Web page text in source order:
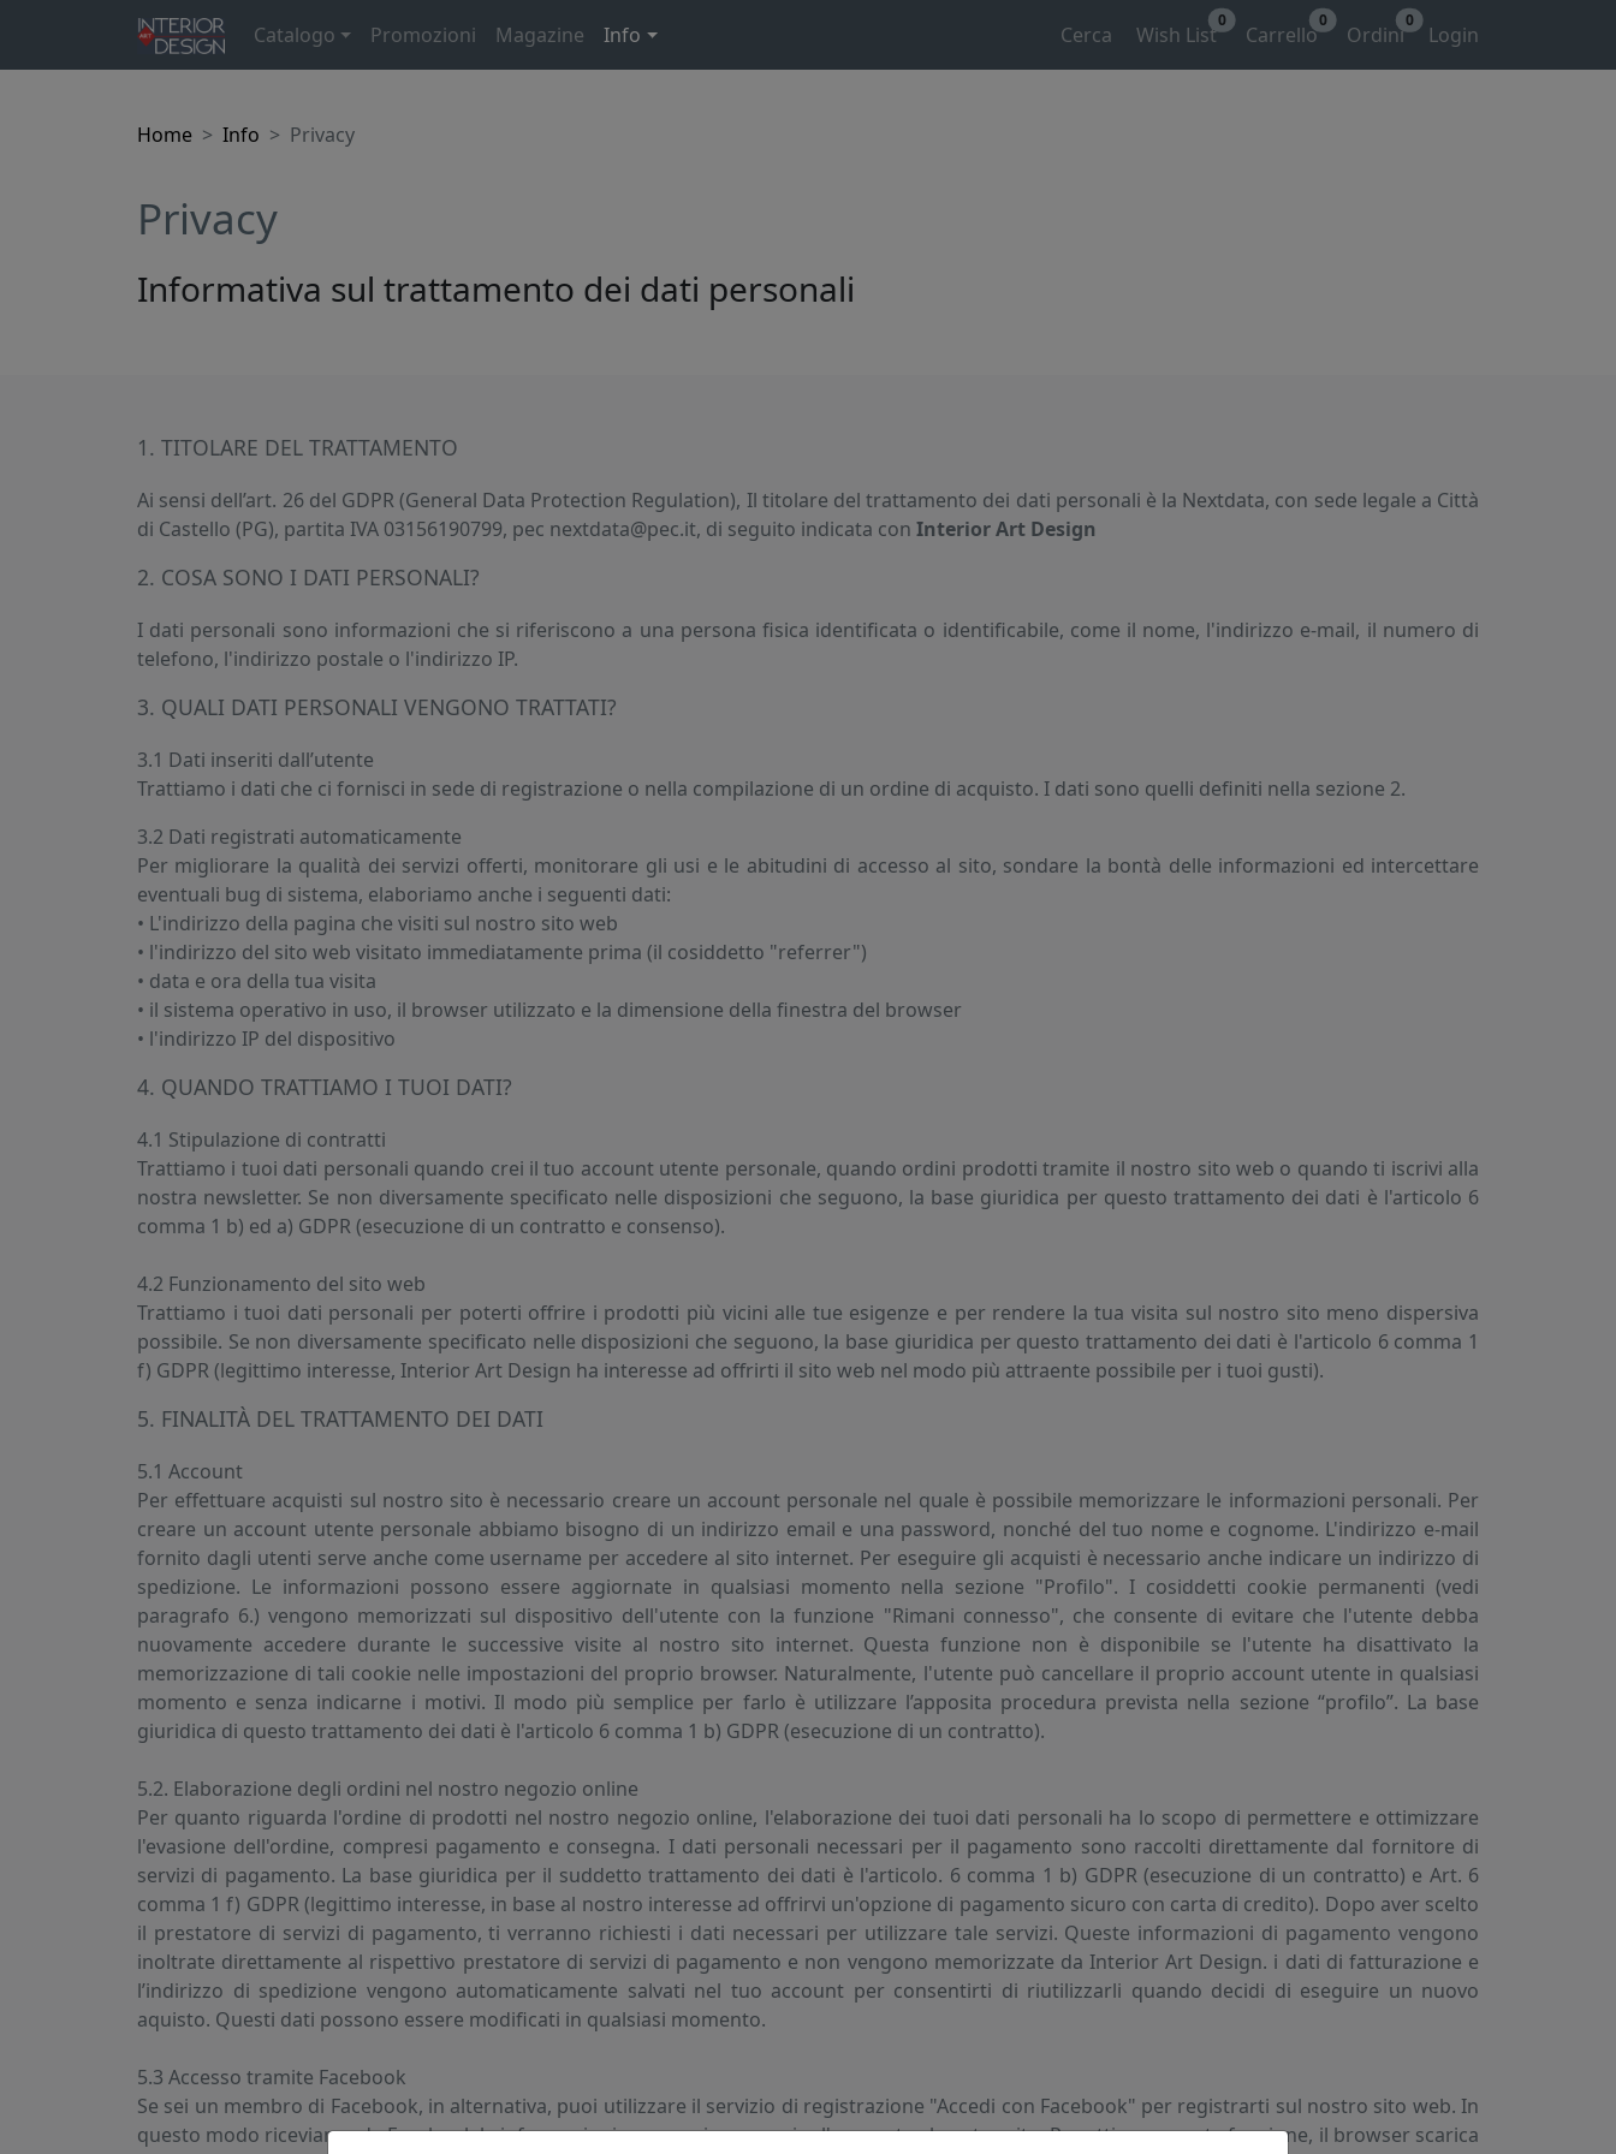
Catalogo Promozioni Magazine Info Cerca Wish List
0
Carrello
0
Ordini
0
Login
Home Info Privacy
Privacy
Informativa sul trattamento dei dati personali
1. TITOLARE DEL TRATTAMENTO
Ai sensi dell’art. 26 del GDPR (General Data Protection Regulation), Il titolare del trattamento dei dati personali è la Nextdata, con sede legale a Città
di Castello (PG), partita IVA 03156190799, pec nextdata@pec.it, di seguito indicata con Interior Art Design
2. COSA SONO I DATI PERSONALI?
I dati personali sono informazioni che si riferiscono a una persona fisica identificata o identificabile, come il nome, l'indirizzo e-mail, il numero di
telefono, l'indirizzo postale o l'indirizzo IP.
3. QUALI DATI PERSONALI VENGONO TRATTATI?
3.1 Dati inseriti dall’utente
Trattiamo i dati che ci fornisci in sede di registrazione o nella compilazione di un ordine di acquisto. I dati sono quelli definiti nella sezione 2.
3.2 Dati registrati automaticamente
Per migliorare la qualità dei servizi offerti, monitorare gli usi e le abitudini di accesso al sito, sondare la bontà delle informazioni ed intercettare
eventuali bug di sistema, elaboriamo anche i seguenti dati:
• L'indirizzo della pagina che visiti sul nostro sito web
• l'indirizzo del sito web visitato immediatamente prima (il cosiddetto "referrer")
• data e ora della tua visita
• il sistema operativo in uso, il browser utilizzato e la dimensione della finestra del browser
• l'indirizzo IP del dispositivo
4. QUANDO TRATTIAMO I TUOI DATI?
4.1 Stipulazione di contratti
Trattiamo i tuoi dati personali quando crei il tuo account utente personale, quando ordini prodotti tramite il nostro sito web o quando ti iscrivi alla
nostra newsletter. Se non diversamente specificato nelle disposizioni che seguono, la base giuridica per questo trattamento dei dati è l'articolo 6
comma 1 b) ed a) GDPR (esecuzione di un contratto e consenso).
4.2 Funzionamento del sito web
Trattiamo i tuoi dati personali per poterti offrire i prodotti più vicini alle tue esigenze e per rendere la tua visita sul nostro sito meno dispersiva
possibile. Se non diversamente specificato nelle disposizioni che seguono, la base giuridica per questo trattamento dei dati è l'articolo 6 comma 1
f) GDPR (legittimo interesse, Interior Art Design ha interesse ad offrirti il sito web nel modo più attraente possibile per i tuoi gusti).
5. FINALITÀ DEL TRATTAMENTO DEI DATI
5.1 Account
Per effettuare acquisti sul nostro sito è necessario creare un account personale nel quale è possibile memorizzare le informazioni personali. Per
creare un account utente personale abbiamo bisogno di un indirizzo email e una password, nonché del tuo nome e cognome. L'indirizzo e-mail
fornito dagli utenti serve anche come username per accedere al sito internet. Per eseguire gli acquisti è necessario anche indicare un indirizzo di
spedizione. Le informazioni possono essere aggiornate in qualsiasi momento nella sezione "Profilo". I cosiddetti cookie permanenti (vedi
paragrafo 6.) vengono memorizzati sul dispositivo dell'utente con la funzione "Rimani connesso", che consente di evitare che l'utente debba
nuovamente accedere durante le successive visite al nostro sito internet. Questa funzione non è disponibile se l'utente ha disattivato la
memorizzazione di tali cookie nelle impostazioni del proprio browser. Naturalmente, l'utente può cancellare il proprio account utente in qualsiasi
momento e senza indicarne i motivi. Il modo più semplice per farlo è utilizzare l’apposita procedura prevista nella sezione “profilo”. La base
giuridica di questo trattamento dei dati è l'articolo 6 comma 1 b) GDPR (esecuzione di un contratto).
5.2. Elaborazione degli ordini nel nostro negozio online
Per quanto riguarda l'ordine di prodotti nel nostro negozio online, l'elaborazione dei tuoi dati personali ha lo scopo di permettere e ottimizzare
l'evasione dell'ordine, compresi pagamento e consegna. I dati personali necessari per il pagamento sono raccolti direttamente dal fornitore di
servizi di pagamento. La base giuridica per il suddetto trattamento dei dati è l'articolo. 6 comma 1 b) GDPR (esecuzione di un contratto) e Art. 6
comma 1 f) GDPR (legittimo interesse, in base al nostro interesse ad offrirvi un'opzione di pagamento sicuro con carta di credito). Dopo aver scelto
il prestatore di servizi di pagamento, ti verranno richiesti i dati necessari per utilizzare tale servizi. Queste informazioni di pagamento vengono
inoltrate direttamente al rispettivo prestatore di servizi di pagamento e non vengono memorizzate da Interior Art Design. i dati di fatturazione e
l’indirizzo di spedizione vengono automaticamente salvati nel tuo account per consentirti di riutilizzarli quando decidi di eseguire un nuovo
aquisto. Questi dati possono essere modificati in qualsiasi momento.
5.3 Accesso tramite Facebook
Se sei un membro di Facebook, in alternativa, puoi utilizzare il servizio di registrazione "Accedi con Facebook" per registrarti sul nostro sito web. In
questo modo riceviamo da Facebook le informazioni necessarie per aprire l'account sul nostro sito. Per attivare questa funzione, il browser scarica